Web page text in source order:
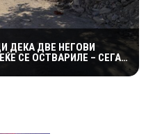
ДЕКА ДВЕ НЕГОВИ
СЕ ОСТВАРИЛЕ – СЕГА